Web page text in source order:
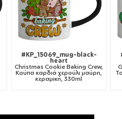
#KP_15069_mug-black-
heart
Christmas Cookie Baking Crew,
Κούπα καρδιά χερούλι μαύρη,
κεραμική, 330ml